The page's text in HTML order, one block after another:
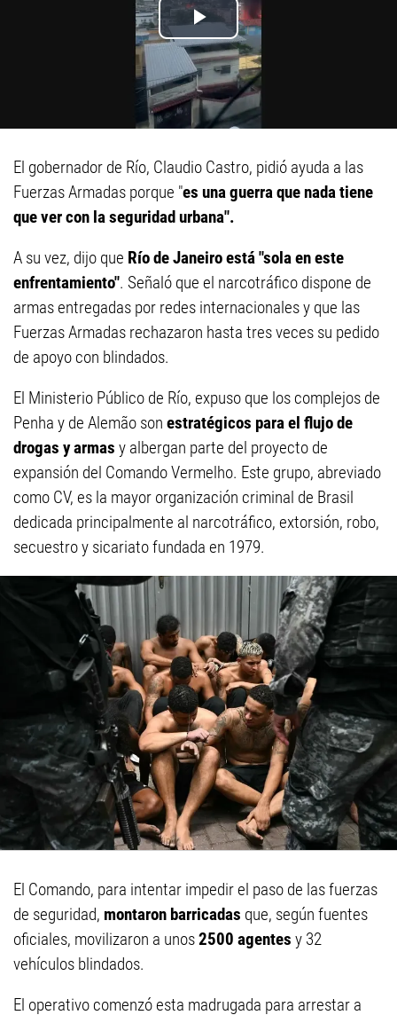
El gobernador de Río, Claudio Castro, pidió ayuda a las
Fuerzas Armadas porque "es una guerra que nada tiene
que ver con la seguridad urbana".
A su vez, dijo que Río de Janeiro está "sola en este
enfrentamiento". Señaló que el narcotráfico dispone de
armas entregadas por redes internacionales y que las
Fuerzas Armadas rechazaron hasta tres veces su pedido
de apoyo con blindados.
El Ministerio Público de Río, expuso que los complejos de
Penha y de Alemão son estratégicos para el flujo de
drogas y armas y albergan parte del proyecto de
expansión del Comando Vermelho. Este grupo, abreviado
como CV, es la mayor organización criminal de Brasil
dedicada principalmente al narcotráfico, extorsión, robo,
secuestro y sicariato fundada en 1979.
El Comando, para intentar impedir el paso de las fuerzas
de seguridad, montaron barricadas que, según fuentes
oficiales, movilizaron a unos2500 agentes y 32
vehículos blindados.
El operativo comenzó esta madrugada para arrestar a